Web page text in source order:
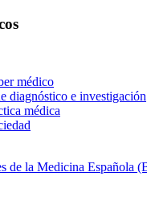
médico
diagnóstico e investigación
médica